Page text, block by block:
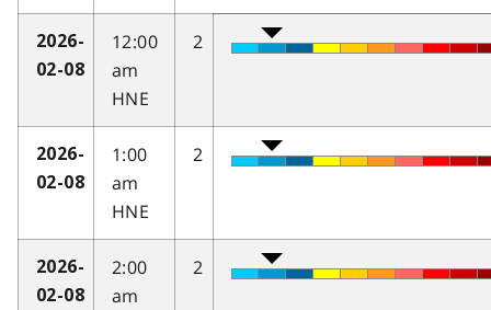
2026-
02-08
12:00
am
HNE
2
2026-
02-08
1:00
am
HNE
2
2026-
02-08
2:00
am
2